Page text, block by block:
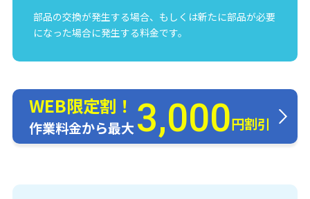
部品の交換が発生する場合、もしくは新たに部品が必要
になった場合に発生する料金です。
WEB限定割！
作業料金から最大3,000円割引